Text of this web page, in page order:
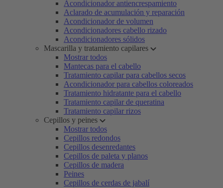
Acondicionador antiencrespamiento
Aclarado de acumulación y reparación
Acondicionador de volumen
Acondicionadores cabello rizado
Acondicionadores sólidos
Mascarilla y tratamiento capilares
Mostrar todos
Mantecas para el cabello
Tratamiento capilar para cabellos secos
Acondicionador para cabellos coloreados
Tratamiento hidratante para el cabello
Tratamiento capilar de queratina
Tratamiento capilar rizos
Cepillos y peines
Mostrar todos
Cepillos redondos
Cepillos desenredantes
Cepillos de paleta y planos
Cepillos de madera
Peines
Cepillos de cerdas de jabalí